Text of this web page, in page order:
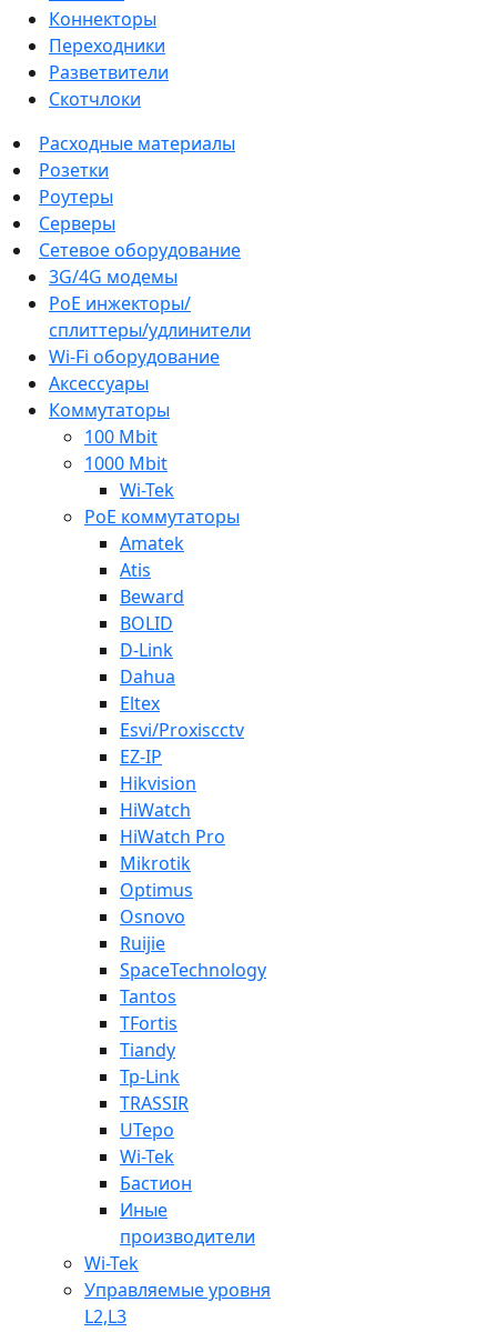
Коннекторы
Переходники
Разветвители
Скотчлоки
Расходные материалы
Розетки
Роутеры
Серверы
Сетевое оборудование
3G/4G модемы
PoE инжекторы/
сплиттеры/удлинители
Wi-Fi оборудование
Аксессуары
Коммутаторы
100 Mbit
1000 Mbit
Wi-Tek
PoE коммутаторы
Amatek
Atis
Beward
BOLID
D-Link
Dahua
Eltex
Esvi/Proxiscctv
EZ-IP
Hikvision
HiWatch
HiWatch Pro
Mikrotik
Optimus
Osnovo
Ruijie
SpaceTechnology
Tantos
TFortis
Tiandy
Tp-Link
TRASSIR
UTepo
Wi-Tek
Бастион
Иные
производители
Wi-Tek
Управляемые уровня
L2,L3